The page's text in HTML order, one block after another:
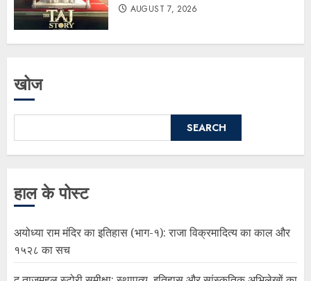
AUGUST 7, 2026
खोज
SEARCH
हाल के पोस्ट
अयोध्या राम मंदिर का इतिहास (भाग-१): राजा विक्रमादित्य का काल और
१५२८ का सच